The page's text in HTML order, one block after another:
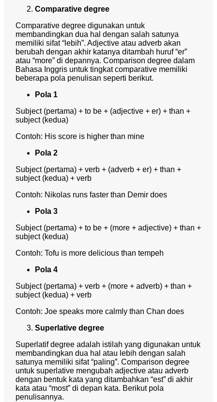
Comparative degree
Comparative degree digunakan untuk
membandingkan dua hal dengan salah satunya
memiliki sifat “lebih”. Adjective atau adverb akan
berubah dengan akhir katanya ditambah huruf “er”
atau “more” di depannya. Comparison degree dalam
Bahasa Inggris untuk tingkat comparative memiliki
beberapa pola penulisan seperti berikut.
Pola 1
Subject (pertama) + to be + (adjective + er) + than +
subject (kedua)
Contoh: His score is higher than mine
Pola 2
Subject (pertama) + verb + (adverb + er) + than +
subject (kedua) + verb
Contoh: Nikolas runs faster than Demir does
Pola 3
Subject (pertama) + to be + (more + adjective) + than +
subject (kedua)
Contoh: Tofu is more delicious than tempeh
Pola 4
Subject (pertama) + verb + (more + adverb) + than +
subject (kedua) + verb
Contoh: Joe speaks more calmly than Chan does
Superlative degree
Superlatif degree adalah istilah yang digunakan untuk
membandingkan dua hal atau lebih dengan salah
satunya memiliki sifat “paling”. Comparison degree
untuk superlative mengubah adjective atau adverb
dengan bentuk kata yang ditambahkan “est” di akhir
kata atau “most” di depan kata. Berikut pola
penulisannya.